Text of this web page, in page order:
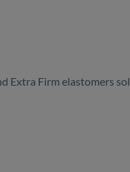
Extra Firm elastomers